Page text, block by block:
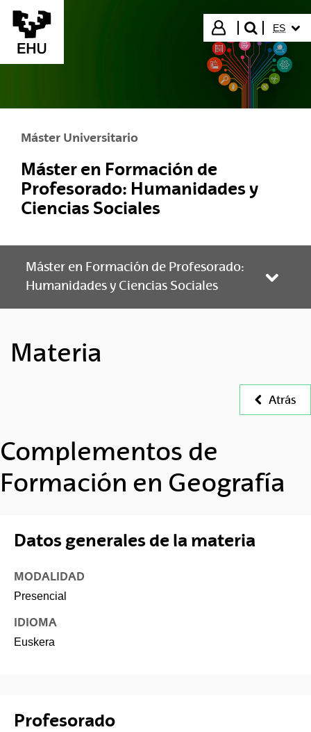
Saltar al contenido principal
Iniciar sesión
buscar"
ES
Máster Universitario
Máster en Formación de
Profesorado: Humanidades y
Ciencias Sociales
Máster en Formación de Profesorado:
Humanidades y Ciencias Sociales
Materia
Atrás
Complementos de
Formación en Geografía
Datos generales de la materia
MODALIDAD
Presencial
IDIOMA
Euskera
Profesorado